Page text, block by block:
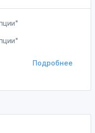
Подробнее